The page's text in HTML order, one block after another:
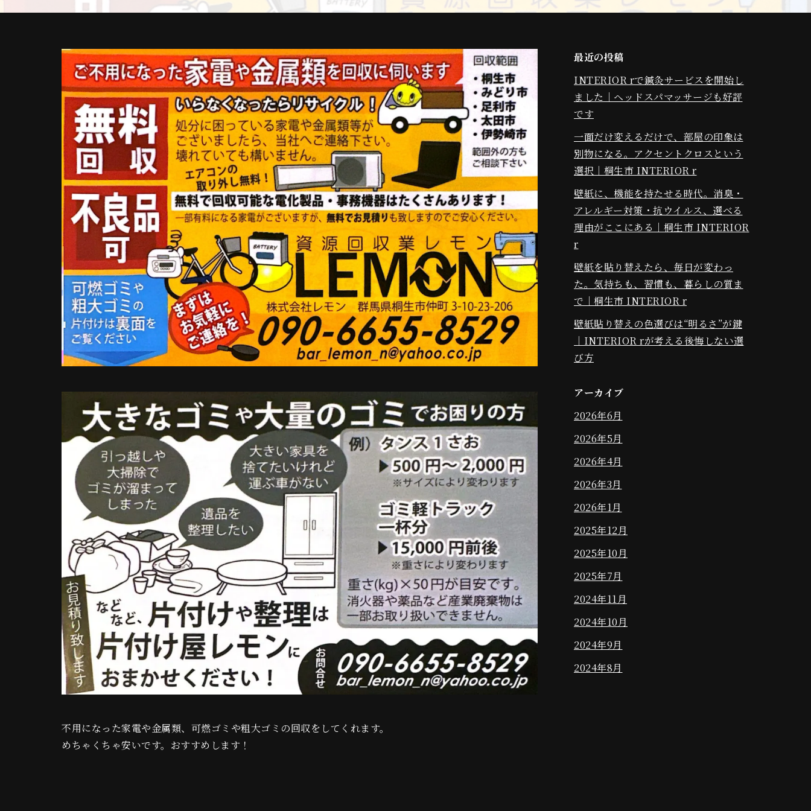
不用になった家電や金属類、可燃ゴミや粗大ゴミの回収をしてくれます。
めちゃくちゃ安いです。おすすめします！
最近の投稿
INTERIOR rで鍼灸サービスを開始し
ました｜ヘッドスパマッサージも好評
です
一面だけ変えるだけで、部屋の印象は
別物になる。アクセントクロスという
選択｜桐生市 INTERIOR r
壁紙に、機能を持たせる時代。消臭・
アレルギー対策・抗ウイルス、選べる
理由がここにある｜桐生市 INTERIOR
r
壁紙を貼り替えたら、毎日が変わっ
た。気持ちも、習慣も、暮らしの質ま
で｜桐生市 INTERIOR r
壁紙貼り替えの色選びは“明るさ”が鍵
｜INTERIOR rが考える後悔しない選
び方
アーカイブ
2026年6月
2026年5月
2026年4月
2026年3月
2026年1月
2025年12月
2025年10月
2025年7月
2024年11月
2024年10月
2024年9月
2024年8月